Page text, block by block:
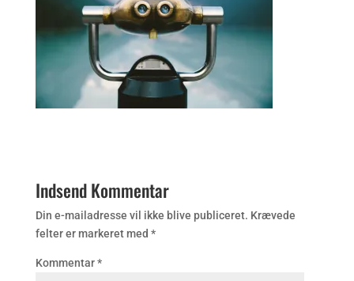
Indsend Kommentar
Din e-mailadresse vil ikke blive publiceret. Krævede
felter er markeret med *
Kommentar*